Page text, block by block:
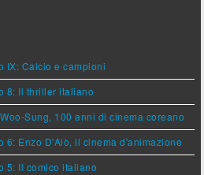
IX: Calcio e campioni
8: Il thriller italiano
Sung, 100 anni di cinema coreano
6: Enzo D'Alò, il cinema d'animazione
5: Il comico italiano